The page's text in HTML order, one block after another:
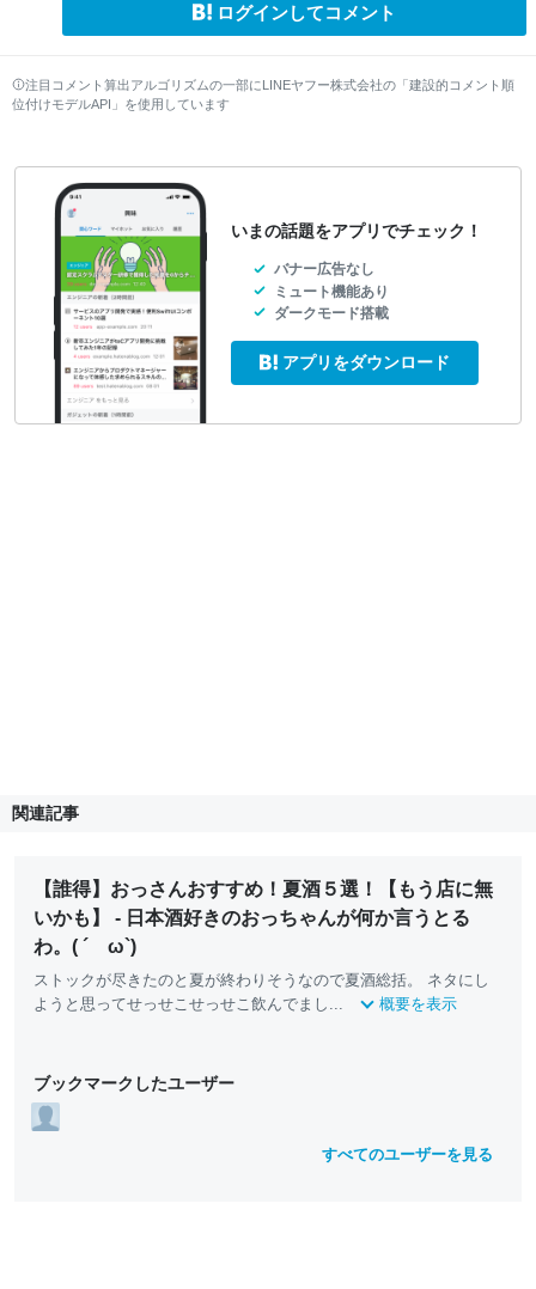
ログインしてコメント
注目コメント算出アルゴリズムの一部にLINEヤフー株式会社の「建設的コメント順
位付けモデルAPI」を使用しています
いまの話題をアプリでチェック！
バナー広告なし
ミュート機能あり
ダークモード搭載
アプリをダウンロード
関連記事
【誰得】おっさんおすすめ！夏酒５選！【もう店に無
いかも】 - 日本酒好きのおっちゃんが何か言うとる
わ。( ´ ω`)
ストックが尽きたのと夏が終わりそうなので夏酒総括。 ネタにし
ようと思ってせっせこせっせこ飲んでまし...
概要を表示
ブックマークしたユーザー
すべてのユーザーを見る